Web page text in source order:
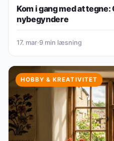
Kom i gang med at
nybegyndere
17. mar·9 min læsning
HOBBY & KREATIVITET